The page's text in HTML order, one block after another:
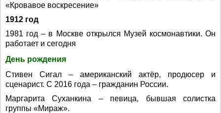
«Кровавое воскресение»
1912 год
1981 год – в Москве открылся Музей космонавтики. Он
работает и сегодня
День рождения
Стивен Сигал – американский актёр, продюсер и
сценарист. С 2016 года – гражданин России.
Маргарита Суханкина – певица, бывшая солистка
группы «Мираж».